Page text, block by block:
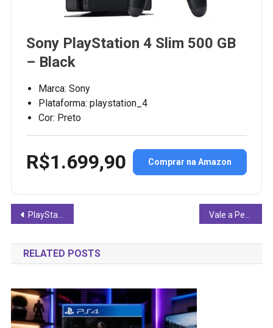
Sony PlayStation 4 Slim 500 GB
– Black
Marca: Sony
Plataforma: playstation_4
Cor: Preto
R$1.699,90 Comprar na Amazon
Navegação
de
Post
PlayStation 4 na Amazon: Ainda Vale a Pena Comprar Esse Console Usado?
RELATED POSTS